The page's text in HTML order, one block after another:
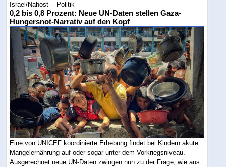
Israel/Nahost -- Politik
0,2 bis 0,8 Prozent: Neue UN-Daten stellen Gaza-
Hungersnot-Narrativ auf den Kopf
Eine von UNICEF koordinierte Erhebung findet bei Kindern akute
Mangelernährung auf oder sogar unter dem Vorkriegsniveau.
Ausgerechnet neue UN-Daten zwingen nun zu der Frage, wie aus